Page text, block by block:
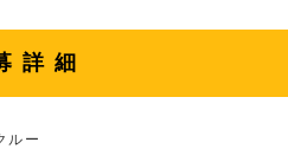
詳細
ルー